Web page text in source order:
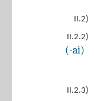
II.2)
II.2.2)
(-ai)
II.2.3)